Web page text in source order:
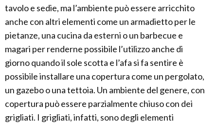
tavolo e sedie, ma l’ambiente può essere arricchito
anche con altri elementi come un armadietto per le
pietanze, una cucina da esterni o un barbecue e
magari per renderne possibile l’utilizzo anche di
giorno quando il sole scotta e l’afa si fa sentire è
possibile installare una copertura come un pergolato,
un gazebo o una tettoia. Un ambiente del genere, con
copertura può essere parzialmente chiuso con dei
grigliati. I grigliati, infatti, sono degli elementi